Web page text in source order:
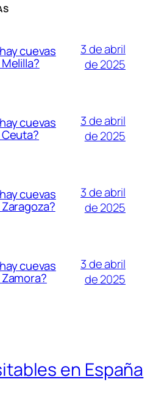
cuevas
3 de abril
de 2025
cuevas
3 de abril
de 2025
cuevas
3 de abril
de 2025
cuevas
3 de abril
de 2025
en España